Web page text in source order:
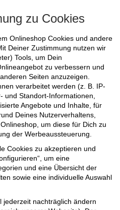
zu Cookies
Onlineshop Cookies und andere
Deiner Zustimmung nutzen wir
Tools, um Dein
zu verbessern und
Seiten anzuzeigen.
verarbeitet werden (z. B. IP-
und Standort-Informationen,
Angebote und Inhalte, für
Deines Nutzerverhaltens,
um diese für Dich zu
der Werbeaussteuerung.
Cookies zu akzeptieren und
um eine
und eine Übersicht der
sowie eine individuelle Auswahl
jederzeit nachträglich ändern